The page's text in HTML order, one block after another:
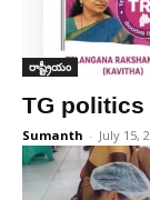
రాష్ట్రీయం
TG politics |
Sumanth - July 15,